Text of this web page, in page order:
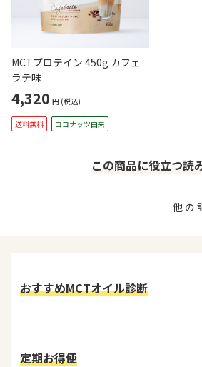
MCTプロテイン 450g カフェ
ラテ味
4,320 円 (税込)
送料無料 ココナッツ由来
この商品に役立つ読
他の
おすすめMCTオイル診断
定期お得便